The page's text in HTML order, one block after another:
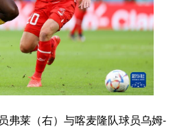
信息化 数字经济
银龄 溯源中国
能源 会展
时尚 悦读
莱（右）与喀麦隆队球员乌姆-